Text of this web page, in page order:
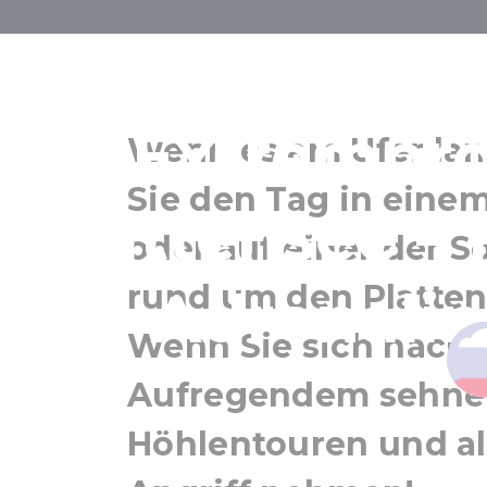
Plattensee –
Wenn es am Ufer
Sie den Tag in
oder auf einer der
rund um den
Wenn Sie sich
Aufregendem
Höhlentouren und